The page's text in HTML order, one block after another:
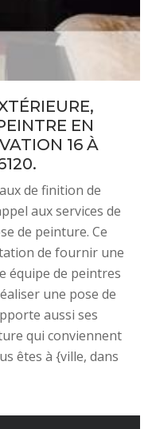
EN
16 À
de finition de
aux services de
de peinture. Ce
de fournir une
équipe de peintres
une pose de
aussi ses
qui conviennent
êtes à {ville, dans